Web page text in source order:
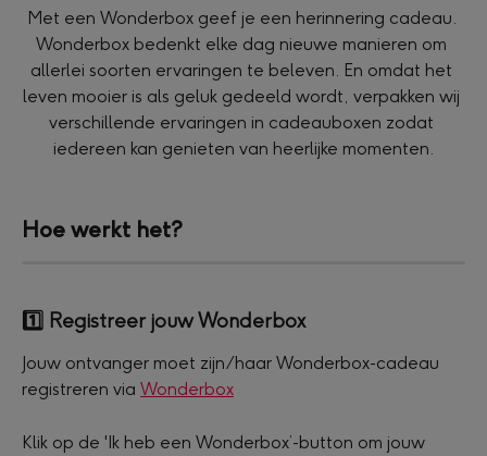
Met een Wonderbox geef je een herinnering cadeau.
Wonderbox bedenkt elke dag nieuwe manieren om
allerlei soorten ervaringen te beleven. En omdat het
leven mooier is als geluk gedeeld wordt, verpakken wij
verschillende ervaringen in cadeauboxen zodat
iedereen kan genieten van heerlijke momenten.
Hoe werkt het?
1️⃣ Registreer jouw Wonderbox
Jouw ontvanger moet zijn/haar Wonderbox-cadeau
registreren via Wonderbox
Klik op de 'Ik heb een Wonderbox’-button om jouw